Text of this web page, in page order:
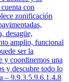
con
zonificación
desagüe,
amplio, funcional
ser la
y coordinemos una
y descubre todo lo
– 9.9.3.5.9.6.1.4.8